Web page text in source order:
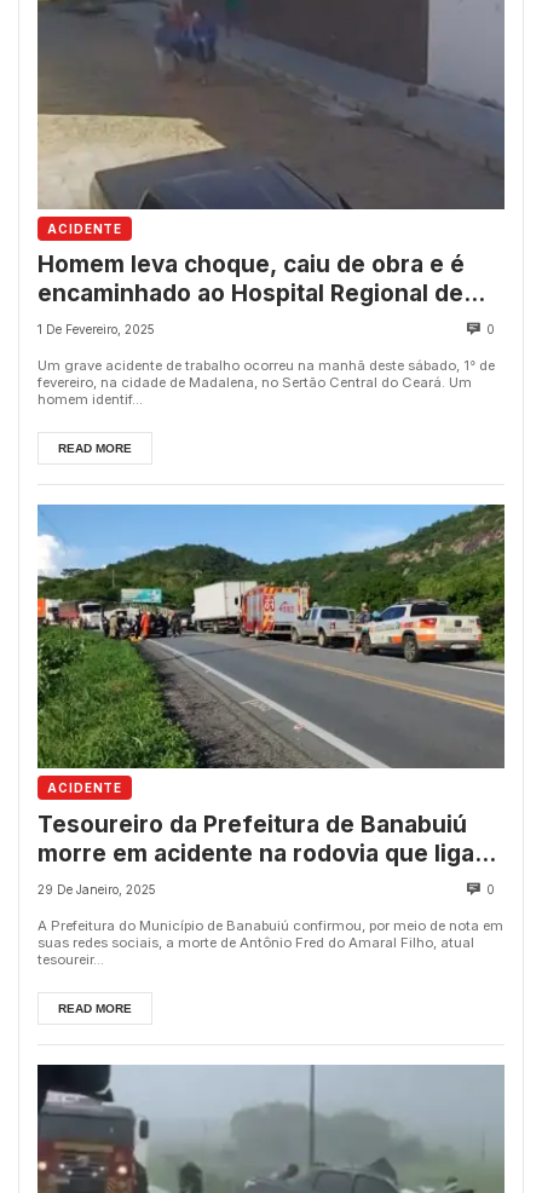
ACIDENTE
Homem leva choque, caiu de obra e é
encaminhado ao Hospital Regional de
Quixeramobim
1 De Fevereiro, 2025 0
Um grave acidente de trabalho ocorreu na manhã deste sábado, 1° de
fevereiro, na cidade de Madalena, no Sertão Central do Ceará. Um
homem identif...
READ MORE
ACIDENTE
Tesoureiro da Prefeitura de Banabuiú
morre em acidente na rodovia que liga
Quixadá à Quixeramobim
29 De Janeiro, 2025 0
A Prefeitura do Município de Banabuiú confirmou, por meio de nota em
suas redes sociais, a morte de Antônio Fred do Amaral Filho, atual
tesoureir...
READ MORE